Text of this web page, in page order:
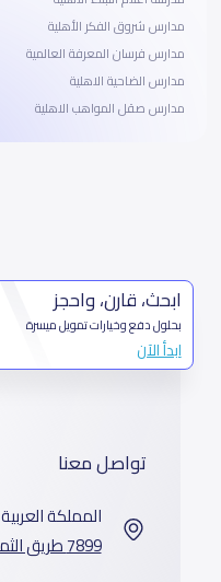
مدارس شروق الفكر الأهلية
مدارس فرسان المعرفة العالمية
مدارس الضاحية الاهلية
مدارس صقل المواهب الاهلية
ابحث، قارن، واحجز
بحلول دفع وخيارات تمويل ميسرة
ابدأ الآن
تواصل معنا
المملكة
7899 طريق الثمامة، حي الربيع، الرياض 11564